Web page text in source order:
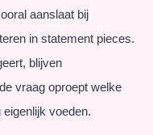
aanslaat bij
in statement pieces.
blijven
vraag oproept welke
voeden.